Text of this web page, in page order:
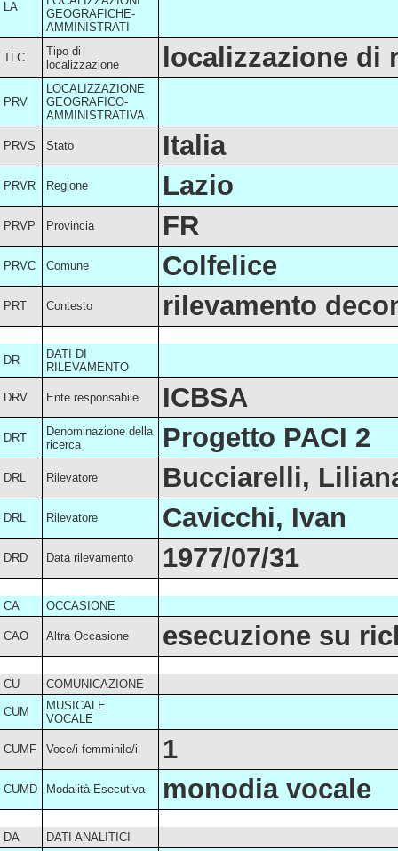
LA
GEOGRAFICHE-
AMMINISTRATI
TLC
Tipo di
localizzazione
localizzazione di
PRV
LOCALIZZAZIONE
GEOGRAFICO-
AMMINISTRATIVA
PRVS Stato Italia
PRVR Regione Lazio
PRVP Provincia FR
PRVC Comune Colfelice
PRT Contesto rilevamento
DR
DATI DI
RILEVAMENTO
DRV Ente responsabile ICBSA
DRT
Denominazione della
ricerca
Progetto PACI 2
DRL Rilevatore Bucciarelli,
DRL Rilevatore Cavicchi, Ivan
DRD Data rilevamento 1977/07/31
CA OCCASIONE
CAO Altra Occasione esecuzione su
CU COMUNICAZIONE
CUM
MUSICALE
VOCALE
CUMF Voce/i femminile/i 1
CUMD Modalità Esecutiva monodia vocale
DA DATI ANALITICI